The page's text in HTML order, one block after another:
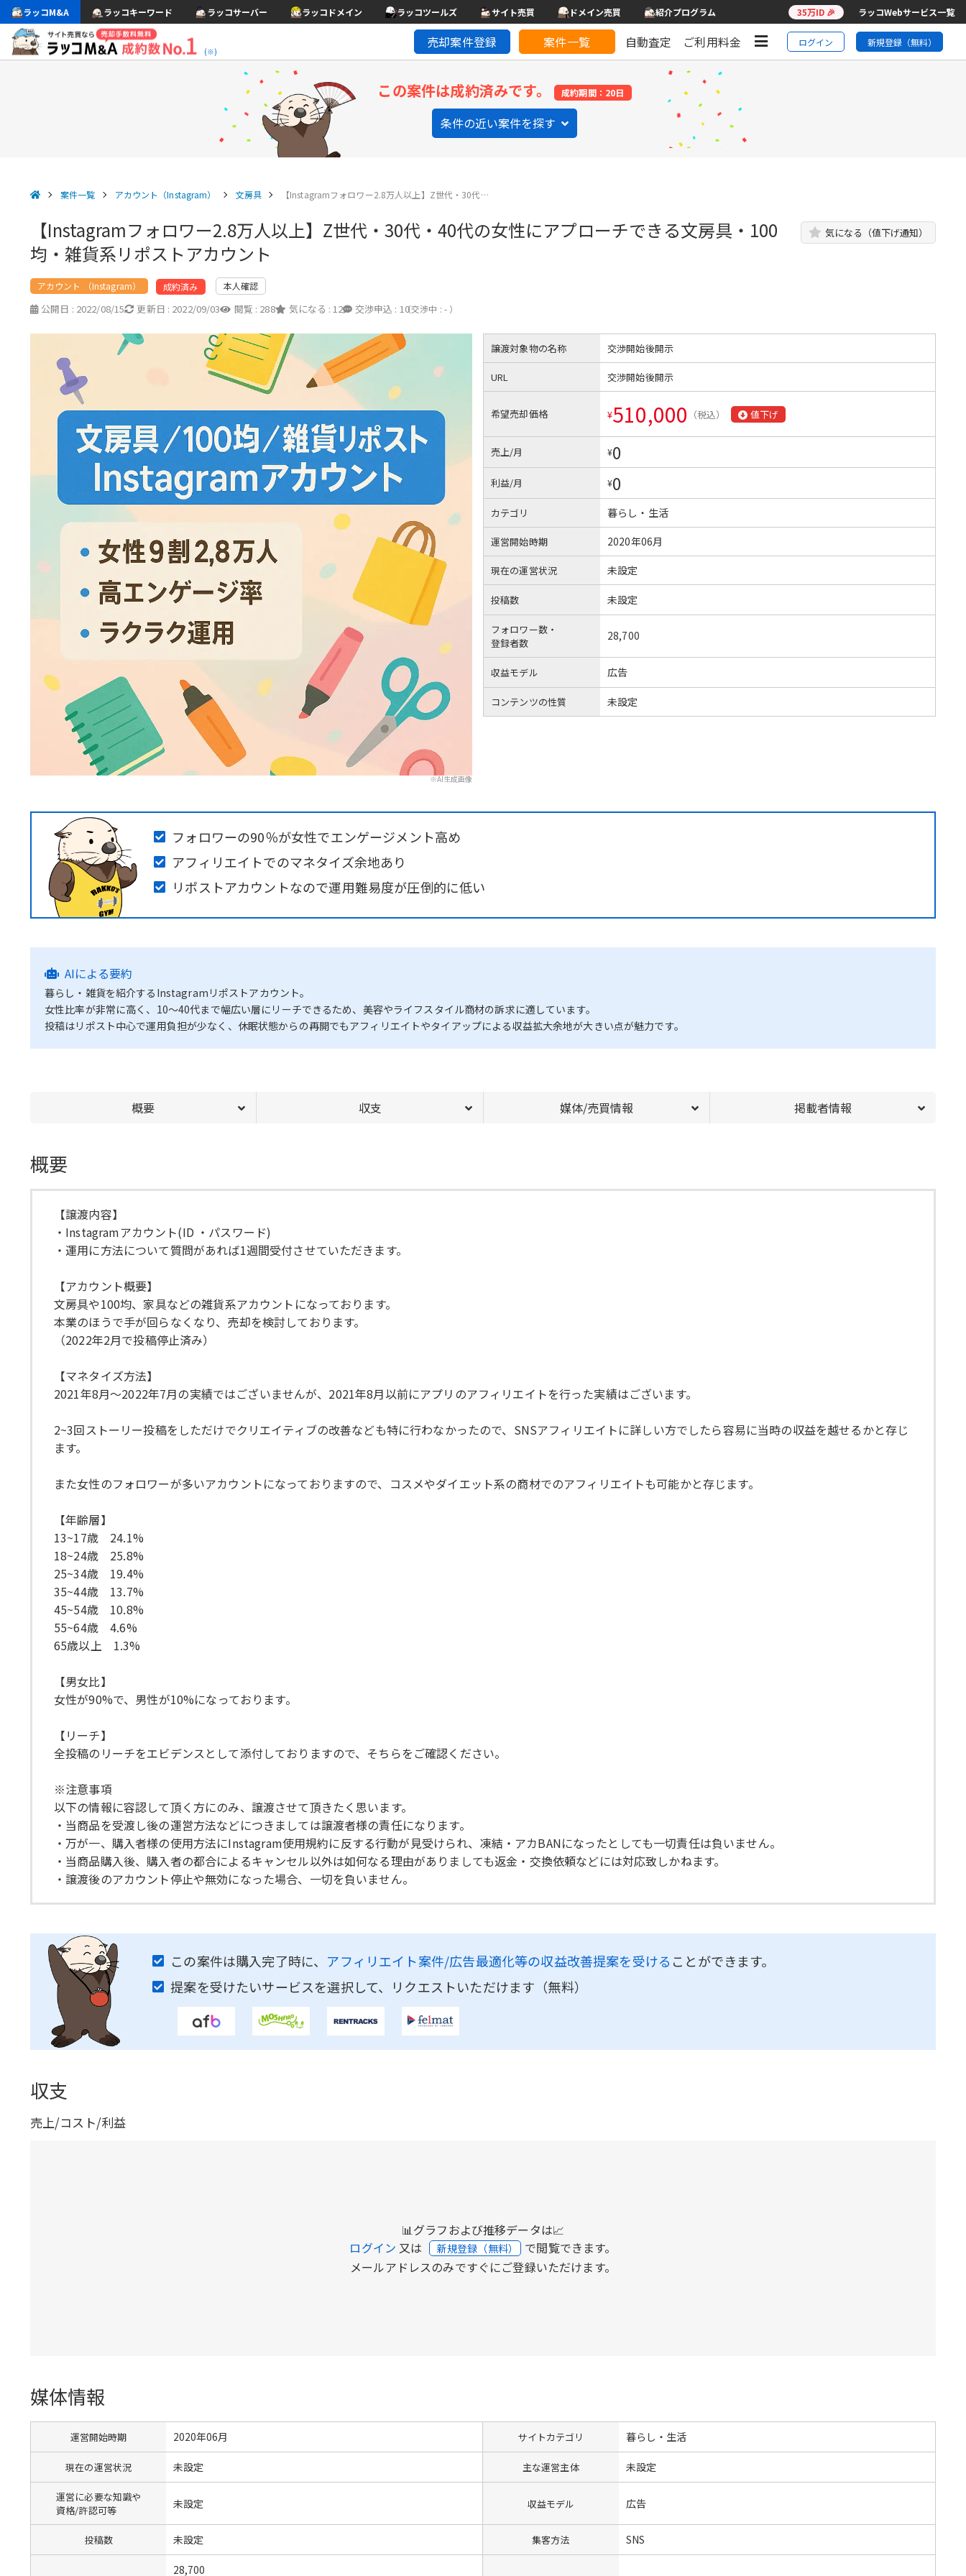
ラッコM&A ラッコキーワード ラッコサーバー ラッコドメイン ラッコツールズ サイト売買 ドメイン売買 紹介プログラム 35万ID 🎉 ラッコWebサービス一覧
(※)
売却案件登録 案件一覧 自動査定 ご利用料金 ログイン 新規登録（無料）
この案件は成約済みです。 成約期間：20日
条件の近い案件を探す
案件一覧 アカウント（Instagram） 文房具 【Instagramフォロワー2.8万人以上】Z世代・30代…
【Instagramフォロワー2.8万人以上】Z世代・30代・40代の女性にアプローチできる文房具・100
均・雑貨系リポストアカウント
気になる（値下げ通知）
アカウント （Instagram） 成約済み 本人確認
公開日 : 2022/08/15 更新日 : 2022/09/03 閲覧 : 288 気になる : 12 交渉申込 : 10
（交渉中 : - ）
※AI生成画像
譲渡対象物の名称 交渉開始後開示
URL 交渉開始後開示
希望売却価格 ¥510,000 （税込） 値下げ
売上/月 ¥0
利益/月 ¥0
カテゴリ 暮らし・生活
運営開始時期 2020年06月
現在の運営状況 未設定
投稿数 未設定
フォロワー数・
登録者数
28,700
収益モデル 広告
コンテンツの性質 未設定
フォロワーの90％が女性でエンゲージメント高め
アフィリエイトでのマネタイズ余地あり
リポストアカウントなので運用難易度が圧倒的に低い
AIによる要約
暮らし・雑貨を紹介するInstagramリポストアカウント。
女性比率が非常に高く、10〜40代まで幅広い層にリーチできるため、美容やライフスタイル商材の訴求に適しています。
投稿はリポスト中心で運用負担が少なく、休眠状態からの再開でもアフィリエイトやタイアップによる収益拡大余地が大きい点が魅力です。
概要 収支 媒体/売買情報 掲載者情報
概要
【譲渡内容】
・Instagramアカウント(ID ・パスワード)
・運用に方法について質問があれば1週間受付させていただきます。
【アカウント概要】
文房具や100均、家具などの雑貨系アカウントになっております。
本業のほうで手が回らなくなり、売却を検討しております。
（2022年2月で投稿停止済み）
【マネタイズ方法】
2021年8月～2022年7月の実績ではございませんが、2021年8月以前にアプリのアフィリエイトを行った実績はございます。
2~3回ストーリー投稿をしただけでクリエイティブの改善なども特に行わなかったので、SNSアフィリエイトに詳しい方でしたら容易に当時の収益を越せるかと存じ
ます。
また女性のフォロワーが多いアカウントになっておりますので、コスメやダイエット系の商材でのアフィリエイトも可能かと存じます。
【年齢層】
13~17歳 24.1%
18~24歳 25.8%
25~34歳 19.4%
35~44歳 13.7%
45~54歳 10.8%
55~64歳 4.6%
65歳以上 1.3%
【男女比】
女性が90%で、男性が10%になっております。
【リーチ】
全投稿のリーチをエビデンスとして添付しておりますので、そちらをご確認ください。
※注意事項
以下の情報に容認して頂く方にのみ、譲渡させて頂きたく思います。
・当商品を受渡し後の運営方法などにつきましては譲渡者様の責任になります。
・万が一、購入者様の使用方法にInstagram使用規約に反する行動が見受けられ、凍結・アカBANになったとしても一切責任は負いません。
・当商品購入後、購入者の都合によるキャンセル以外は如何なる理由がありましても返金・交換依頼などには対応致しかねます。
・譲渡後のアカウント停止や無効になった場合、一切を負いません。
この案件は購入完了時に、 アフィリエイト案件/広告最適化等の収益改善提案を受ける ことができます。
提案を受けたいサービスを選択して、リクエストいただけます（無料）
収支
売上/コスト/利益
📊グラフおよび推移データは📈
ログイン 又は 新規登録（無料） で閲覧できます。
メールアドレスのみですぐにご登録いただけます。
媒体情報
運営開始時期 2020年06月 サイトカテゴリ 暮らし・生活
現在の運営状況 未設定 主な運営主体 未設定
運営に必要な知識や
資格/許認可等
未設定 収益モデル 広告
投稿数 未設定 集客方法 SNS
28,700